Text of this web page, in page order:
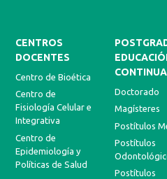
CENTROS
DOCENTES
Centro de Bioética
Centro de
Fisiología Celular e
Integrativa
Centro de
Epidemiología y
Políticas de Salud
CONTINUA
Doctorado
Magísteres
Postítulos
Postítulos
Postítulos